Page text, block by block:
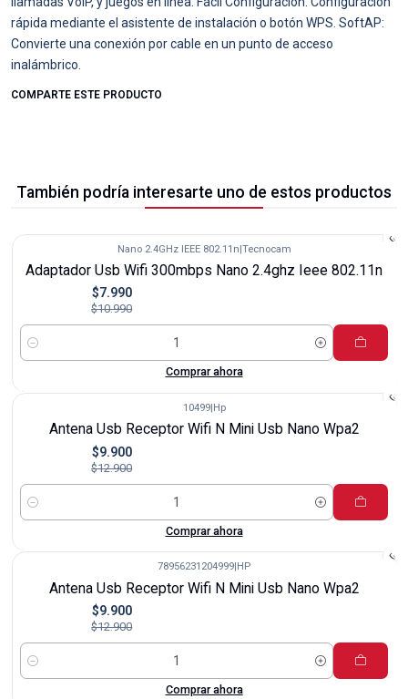
rápida mediante el asistente de instalación o botón WPS. SoftAP:
Convierte una conexión por cable en un punto de acceso
inalámbrico.
COMPARTE ESTE PRODUCTO
También podría interesarte uno de estos productos
Nano 2.4GHz IEEE 802.11n|Tecnocam
Adaptador Usb Wifi 300mbps Nano 2.4ghz Ieee 802.11n
$7.990
$10.990
Cantidad
Comprar ahora
10499|Hp
Antena Usb Receptor Wifi N Mini Usb Nano Wpa2
$9.900
$12.900
Cantidad
Comprar ahora
78956231204999 HP
Antena Usb Receptor Wifi N Mini Usb Nano Wpa2
$9.900
$12.900
Cantidad
Comprar ahora